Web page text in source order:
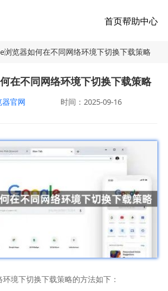
首页帮助中心
浏览器如何在不同网络环境下切换下载策略
在不同网络环境下切换下载策略
官网 时间：2025-09-16
境下切换下载策略的方法如下：